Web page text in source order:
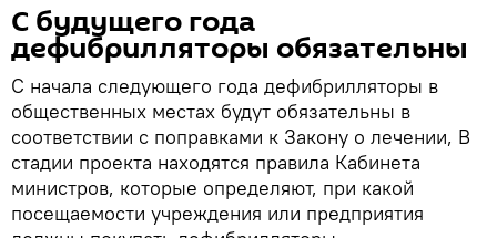
С будущего года
дефибрилляторы обязательны
С начала следующего года дефибрилляторы в
общественных местах будут обязательны в
соответствии с поправками к Закону о лечении, В
стадии проекта находятся правила Кабинета
министров, которые определяют, при какой
посещаемости учреждения или предприятия